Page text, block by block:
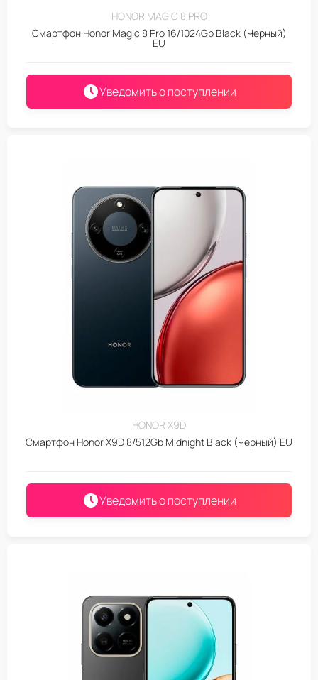
HONOR MAGIC 8 PRO
Смартфон Honor Magic 8 Pro 16/1024Gb Black (Черный)
EU
Уведомить о поступлении
HONOR X9D
Смартфон Honor X9D 8/512Gb Midnight Black (Черный) EU
Уведомить о поступлении